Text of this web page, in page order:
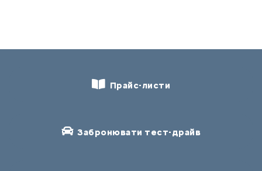
Прайс-листи
Забронювати тест-драйв